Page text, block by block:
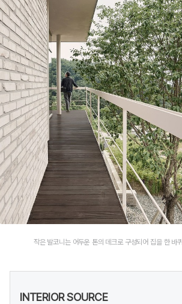
작은 발코니는 어두운 톤의 데크로 구성되어 집을 한 바
INTERIOR SOURCE